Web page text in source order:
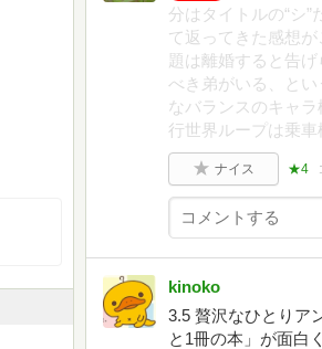
分はタイトルの“シ
て返ってきた感想
題は離婚すると告
べき弟がいる、と
なバランスのキャ
行世界ループは乗車
ナイス ★4
kinoko
3.5 贅沢なひとり
と1冊の本」が面白